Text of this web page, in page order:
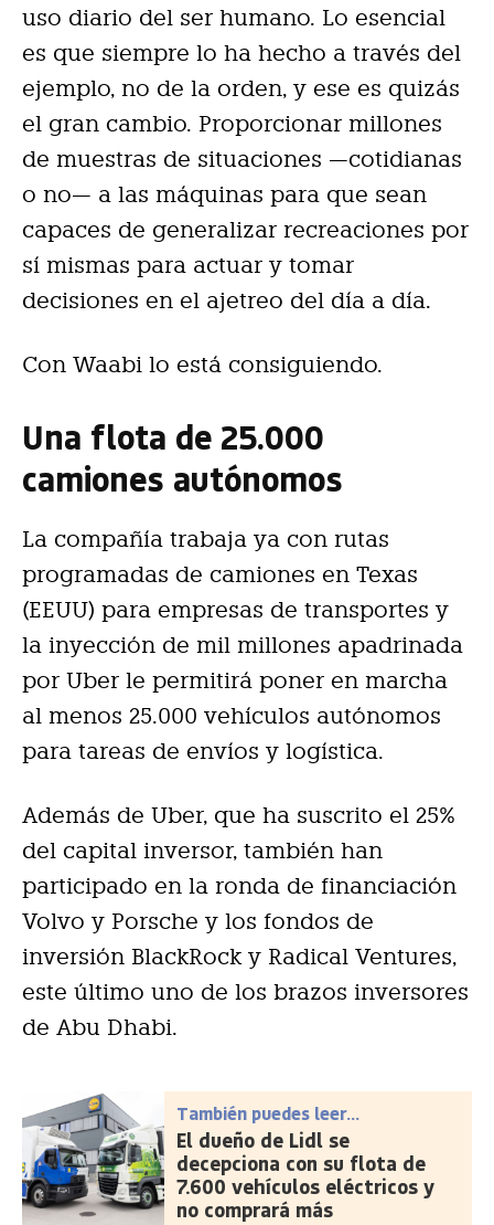
uso diario del ser humano. Lo esencial
es que siempre lo ha hecho a través del
ejemplo, no de la orden, y ese es quizás
el gran cambio. Proporcionar millones
de muestras de situaciones —cotidianas
o no— a las máquinas para que sean
capaces de generalizar recreaciones por
sí mismas para actuar y tomar
decisiones en el ajetreo del día a día.
Con Waabi lo está consiguiendo.
Una flota de 25.000
camiones autónomos
La compañía trabaja ya con rutas
programadas de camiones en Texas
(EEUU) para empresas de transportes y
la inyección de mil millones apadrinada
por Uber le permitirá poner en marcha
al menos 25.000 vehículos autónomos
para tareas de envíos y logística.
Además de Uber, que ha suscrito el 25%
del capital inversor, también han
participado en la ronda de financiación
Volvo y Porsche y los fondos de
inversión BlackRock y Radical Ventures,
este último uno de los brazos inversores
de Abu Dhabi.
También puedes leer...
El dueño de Lidl se
decepciona con su flota de
7.600 vehículos eléctricos y
no comprará más